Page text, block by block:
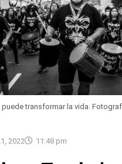
puede transformar la vida.
2022 11:48 pm